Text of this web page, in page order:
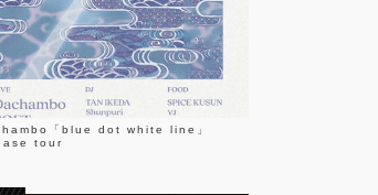
「blue dot white line」
tour